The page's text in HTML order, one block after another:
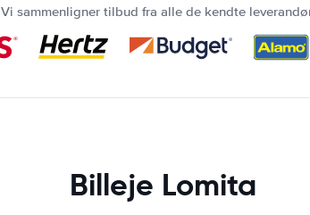
Vi sammenligner tilbud fra alle de kendte
Billeje Lomita